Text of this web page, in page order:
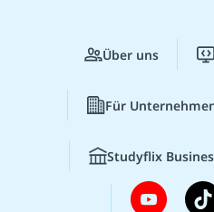
Über uns
Für
Studyflix